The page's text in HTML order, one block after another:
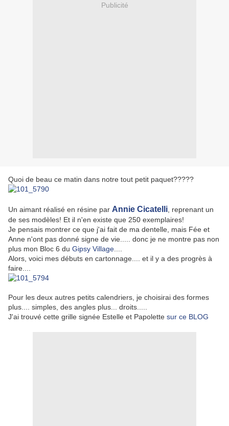
Publicité
Quoi de beau ce matin dans notre tout petit paquet?????
Un aimant réalisé en résine par Annie Cicatelli , reprenant un
de ses modèles! Et il n'en existe que 250 exemplaires!
Je pensais montrer ce que j'ai fait de ma dentelle, mais Fée et
Anne n'ont pas donné signe de vie..... donc je ne montre pas non
plus mon Bloc 6 du Gipsy Village
Alors, voici mes débuts en cartonnage.... et il y a des progrès à
faire....
Pour les deux autres petits calendriers, je choisirai des formes
plus.... simples, des angles plus... droits.....
J'ai trouvé cette grille signée Estelle et Papolette sur ce BLOG